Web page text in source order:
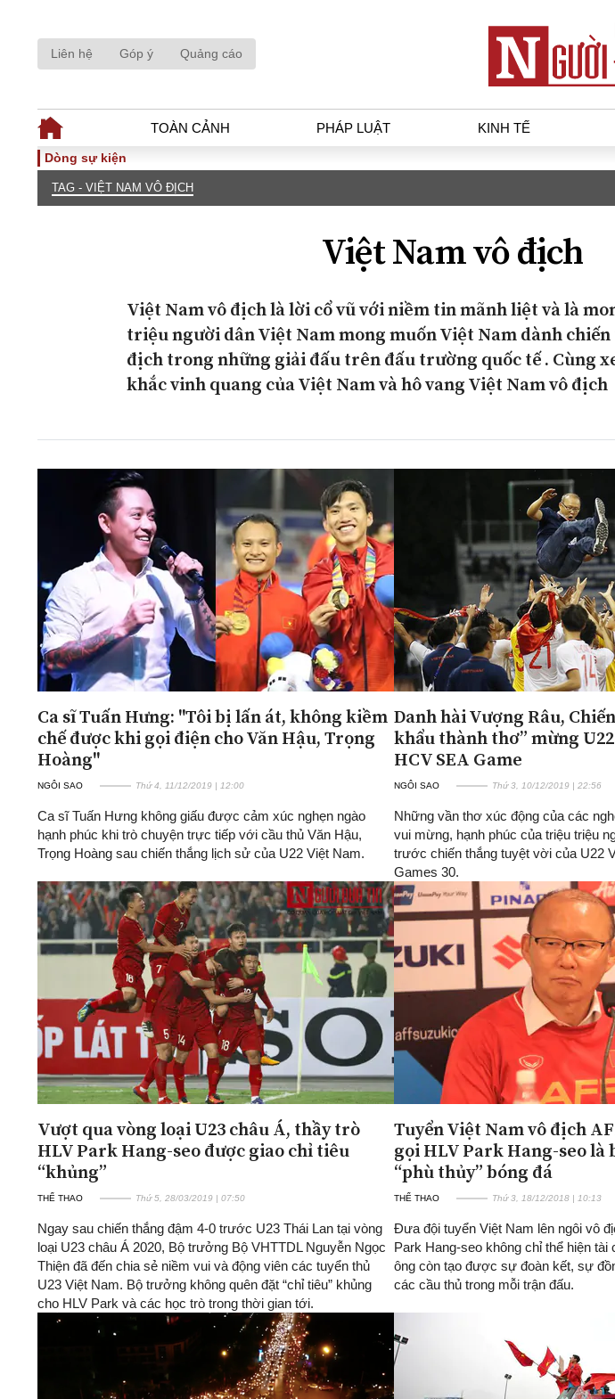
Liên hệ Góp ý Quảng cáo
TOÀN CẢNH PHÁP LUẬT KINH TẾ
TOÀN CẢNH
Đối thoại
Thế giới
Góc nhìn luật gia
Hồ sơ điều tra
Tiếng nói công dân
Tài chính -
Kinh tế vĩ mô
Hồ sơ doanh
Xu hướng thị
Tiêu dùng và
Công nghệ
Xi nhan Trái Phải
Bạn đọc viết
Dòng sự kiện
TAG - VIỆT NAM VÔ ĐỊCH
Việt Nam vô địch
Việt Nam vô địch là lời cổ vũ với niềm tin mãnh liệt và là
triệu người dân Việt Nam mong muốn Việt Nam dành
địch trong những giải đấu trên đấu trường quốc tế . Cùng
khắc vinh quang của Việt Nam và hô vang Việt Nam vô địch
Ca sĩ Tuấn Hưng: "Tôi bị lấn át, không kiềm
chế được khi gọi điện cho Văn Hậu, Trọng
Hoàng"
NGÔI SAO Thứ 4, 11/12/2019 | 12:00
Ca sĩ Tuấn Hưng không giấu được cảm xúc nghẹn ngào
hạnh phúc khi trò chuyện trực tiếp với cầu thủ Văn Hậu,
Trọng Hoàng sau chiến thắng lịch sử của U22 Việt Nam.
Danh hài Vượng Râu,
khẩu thành thơ” mừng
HCV SEA Game
NGÔI SAO Thứ 3, 10/12/2019 | 22:56
Những vần thơ xúc động của các
vui mừng, hạnh phúc của triệu triệu
trước chiến thắng tuyệt vời của U22
Games 30.
Vượt qua vòng loại U23 châu Á, thầy trò
HLV Park Hang-seo được giao chỉ tiêu
“khủng”
THỂ THAO Thứ 5, 28/03/2019 | 07:50
Ngay sau chiến thắng đậm 4-0 trước U23 Thái Lan tại vòng
loại U23 châu Á 2020, Bộ trưởng Bộ VHTTDL Nguyễn Ngọc
Thiện đã đến chia sẻ niềm vui và động viên các tuyển thủ
U23 Việt Nam. Bộ trưởng không quên đặt “chỉ tiêu” khủng
cho HLV Park và các học trò trong thời gian tới.
Tuyển Việt Nam vô địch
gọi HLV Park Hang-seo là
“phù thủy” bóng đá
THỂ THAO Thứ 3, 18/12/2018 | 10:13
Đưa đội tuyển Việt Nam lên ngôi vô
Park Hang-seo không chỉ thể hiện
ông còn tạo được sự đoàn kết, sự
các cầu thủ trong mỗi trận đấu.